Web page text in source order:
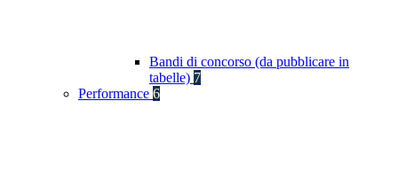
Bandi di concorso (da pubblicare in
tabelle) 7
Performance 6